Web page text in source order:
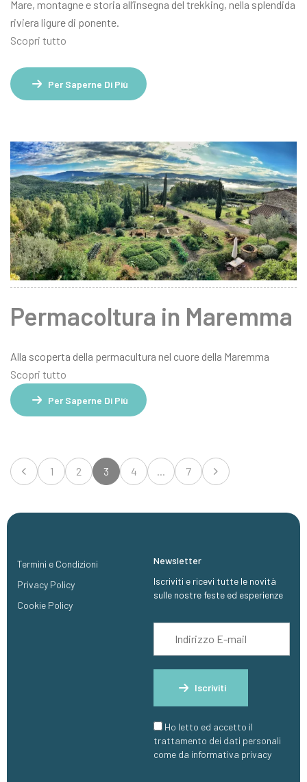
Mare, montagne e storia all’insegna del trekking, nella splendida
riviera ligure di ponente.
Scopri tutto
Per Saperne Di Più
Permacoltura in Maremma
Alla scoperta della permacultura nel cuore della Maremma
Scopri tutto
Per Saperne Di Più
1 2 3 4 ... 7
Termini e Condizioni
Privacy Policy
Cookie Policy
Newsletter
Iscriviti e ricevi tutte le novità
sulle nostre feste ed esperienze
Iscriviti
Ho letto ed accetto il
trattamento dei dati personali
come da informativa privacy